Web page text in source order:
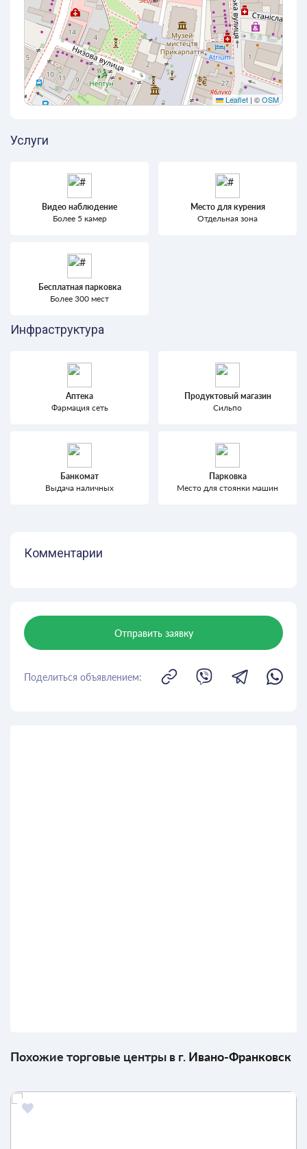
Leaflet | ©OSM
Услуги
Видео наблюдение
Более 5 камер
Место для курения
Отдельная зона
Бесплатная парковка
Более 300 мест
Инфраструктура
Аптека
Фармация сеть
Продуктовый магазин
Сильпо
Банкомат
Выдача наличных
Парковка
Место для стоянки машин
Комментарии
Отправить заявку
Поделиться объявлением:
Похожие торговые центры в г. Ивано-Франковск